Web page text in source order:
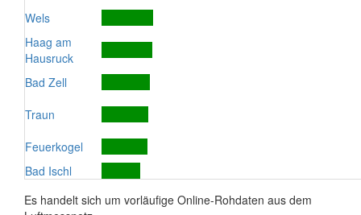
Wels
Haag am
Hausruck
Bad Zell
Traun
Feuerkogel
Bad Ischl
Es handelt sich um vorläufige Online-Rohdaten aus dem